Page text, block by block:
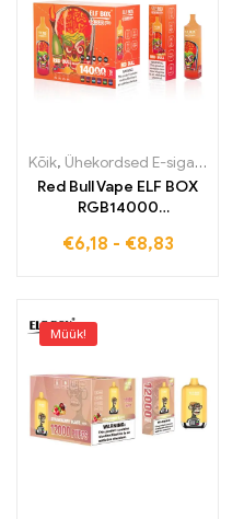
Kõik, Ühekordsed E-sigaretid
Red Bull Vape ELF BOX
RGB14000
energilise hetke jaoks
€6,18 - €8,83
Müük!